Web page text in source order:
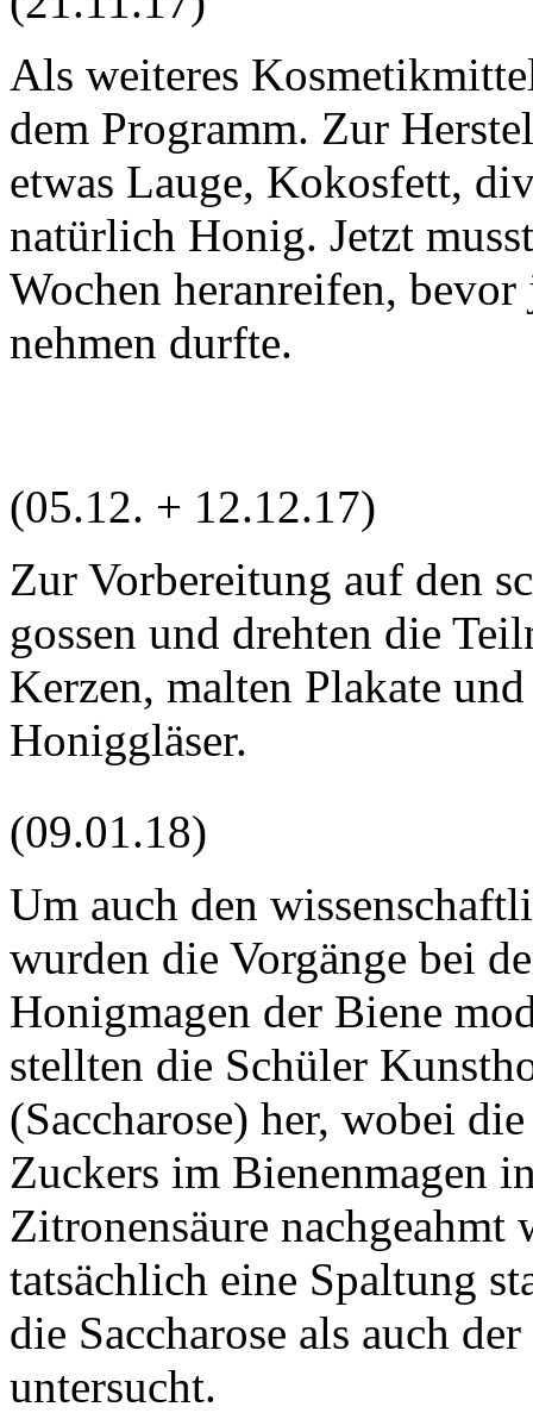
Als weiteres
dem Programm. Zur
etwas Lauge, Kokosfett,
natürlich Honig. Jetzt
Wochen heranreifen,
nehmen durfte.
(05.12. + 12.12.17)
Zur Vorbereitung auf den
gossen und drehten die
Kerzen, malten Plakate
Honiggläser.
(09.01.18)
Um auch den
wurden die Vorgänge bei
Honigmagen der Biene
stellten die Schüler
(Saccharose) her, wobei
Zuckers im Bienenmagen
Zitronensäure
tatsächlich eine Spaltung
die Saccharose als auch
untersucht.